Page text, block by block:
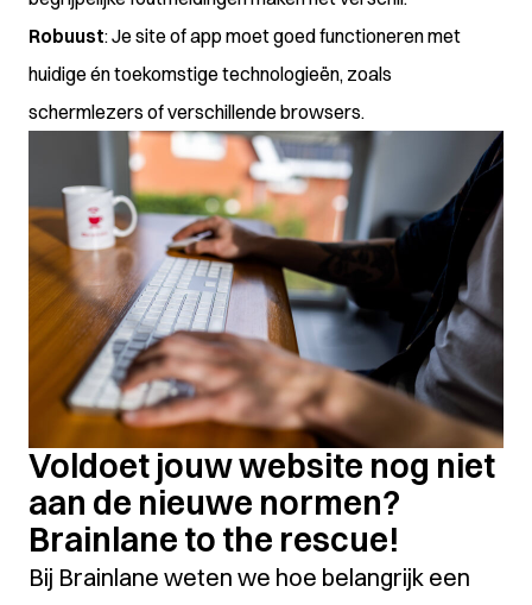
Robuust: Je site of app moet goed functioneren met
huidige én toekomstige technologieën, zoals
schermlezers of verschillende browsers.
Voldoet jouw website nog niet
aan de nieuwe normen?
Brainlane to the rescue!
Bij Brainlane weten we hoe belangrijk een